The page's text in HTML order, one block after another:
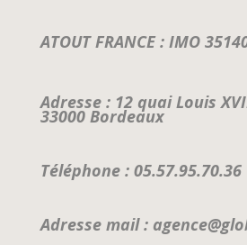
ATOUT FRANCE : IMO
Adresse : 12 quai Louis
33000 Bordeaux
Téléphone : 05.57.95.70.36
Adresse mail :